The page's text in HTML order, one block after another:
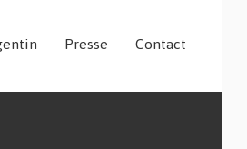
Presse Contact